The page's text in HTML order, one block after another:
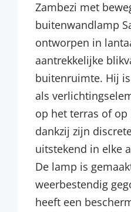
Zambezi met
buitenwandlamp
ontworpen in
aantrekkelijke
buitenruimte. Hij
als
op het terras of
dankzij zijn
uitstekend in elke
De lamp is
weerbestendig
heeft een